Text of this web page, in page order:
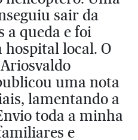
sair da
a queda e foi
local. O
uma nota
lamentando a
toda a minha
e